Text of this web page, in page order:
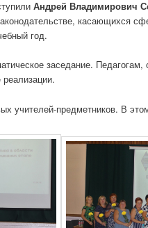
Андрей Владимирович
касающихся
год.
заседание.
учителей-предметников. В